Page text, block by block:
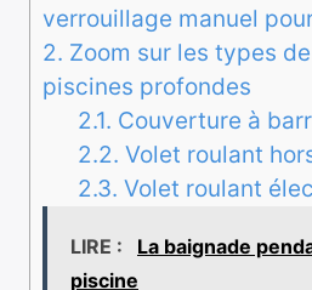
verrouillage manuel
2. Zoom sur les types
piscines profondes
2.1. Couverture à
2.2. Volet roulant
2.3. Volet roulant
LIRE :
La baignade
piscine